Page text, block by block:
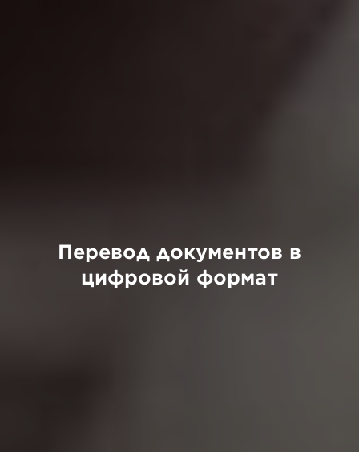
Перевод документов в
цифровой формат